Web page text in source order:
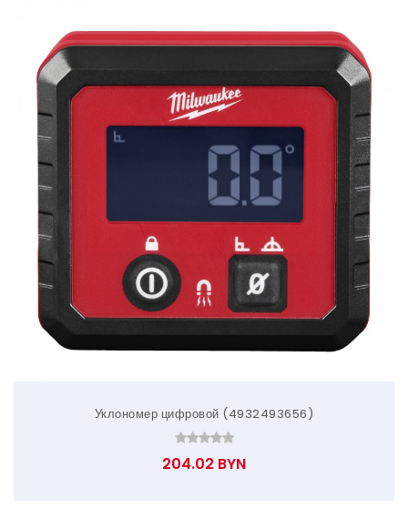
Уклономер цифровой (4932493656)
204.02 BYN